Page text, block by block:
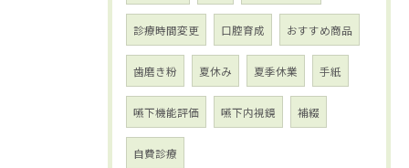
診療時間変更 口腔育成 おすすめ商品
歯磨き粉 夏休み 夏季休業 手紙
嚥下機能評価 嚥下内視鏡 補綴
自費診療